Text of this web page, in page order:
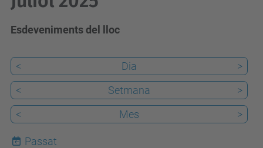
Esdeveniments del lloc
< Dia
>
<
Setmana
>
<
Mes >
Passat